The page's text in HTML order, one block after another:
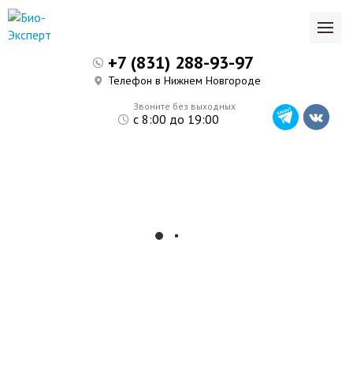
Звоните без выходных
с 8:00 до 19:00
+7 (831) 288-93-97
Телефон в Нижнем Новгороде